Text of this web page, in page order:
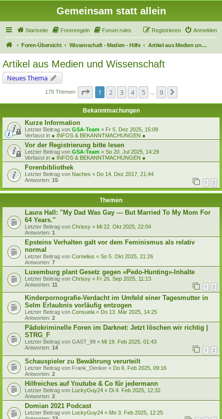
Gemeinsam statt allein
Startseite Forenregeln Forum rules Anmelden
Registrieren
Foren-Übersicht Wissenschaft - Medien - Hilfe Artikel aus Medien und Wissenschaft
Artikel aus Medien und Wissenschaft
Neues Thema
178 Themen Seite von
1 2 3 4 5 9
Bekanntmachungen
Kurze Information
Letzter Beitrag von GSA-Team « Fr 5. Dez 2025, 15:09
Verfasst in ● INFOS & BEKANNTMACHUNGEN ●
Vor der Registrierung bitte lesen
Letzter Beitrag von GSA-Team « So 20. Jul 2025, 14:29
Verfasst in ● INFOS & BEKANNTMACHUNGEN ●
Forenbibliothek
Letzter Beitrag von Naches « Do 14. Dez 2017, 21:44
Antworten: 15 1 2
Themen
Laura Hall: "My Dad Was Gay — But Married To My Mom For
64 Years."
Letzter Beitrag von Chrissy « Mi 22. Okt 2025, 22:04
Antworten: 1
Epsteins Verhalten galt vor dem Feminismus als relativ
normal
Letzter Beitrag von Cornelius « So 5. Okt 2025, 21:26
Antworten: 7
Luxemburg plant Gesetz gegen «Pedo-Hunting»-Inhalte
Letzter Beitrag von Chrissy « Fr 26. Sep 2025, 11:13
Antworten: 11 1 2
Kinderpornografie-Verdacht im Umfeld einer Tagesmutter in
Selm Erlaubnis vorläufig entzogen
Letzter Beitrag von Consuela « Do 13. Mär 2025, 14:25
Antworten: 2
Pädokriminelle Foren im Darknet: Jetzt löschen wir richtig |
STRG_F
Letzter Beitrag von GAST_99 « Mi 19. Feb 2025, 01:43
Antworten: 14 1 2
Schauspieler zu Bewährung verurteilt
Letzter Beitrag von Frank_Denker « Do 6. Feb 2025, 09:16
Antworten: 2
Hilfreiches auf Youtube & Co für jedermann
Letzter Beitrag von LuckyGuy24 « Di 4. Feb 2025, 12:32
Antworten: 2
Domian 2021 Podcast
Letzter Beitrag von LuckyGuy24 « Mo 3. Feb 2025, 12:25